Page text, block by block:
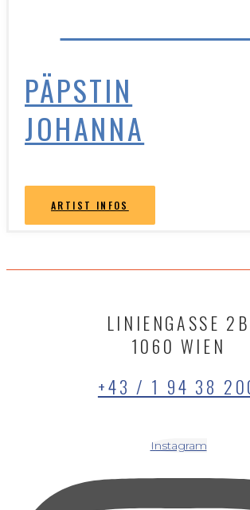
PÄPSTIN
JOHANNA
ARTIST INFOS
LINIENGASSE 2B
1060 WIEN
+43 / 1 94 38
Instagram